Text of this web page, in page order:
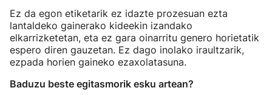
Ez da egon etiketarik ez idazte prozesuan ezta
lantaldeko gainerako kideekin izandako
elkarrizketetan, eta ez gara oinarritu genero horietatik
espero diren gauzetan. Ez dago inolako iraultzarik,
ezpada horien gaineko ezaxolatasuna.
Baduzu beste egitasmorik esku artean?